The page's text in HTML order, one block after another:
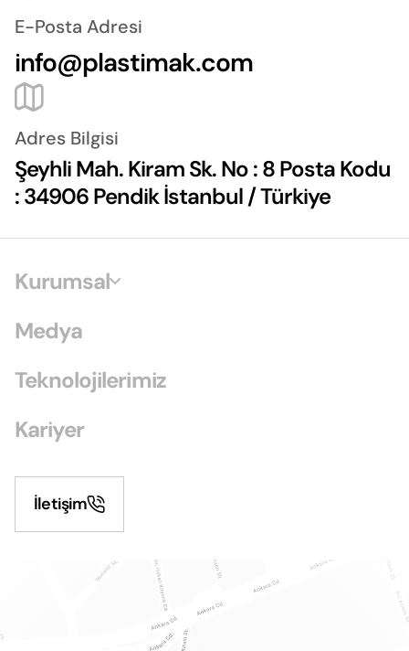
E-Posta Adresi
info@plastimak.com
Adres Bilgisi
Şeyhli Mah. Kiram Sk. No : 8 Posta Kodu
: 34906 Pendik İstanbul / Türkiye
Kurumsal
Medya
Teknolojilerimiz
Kariyer
İletişim